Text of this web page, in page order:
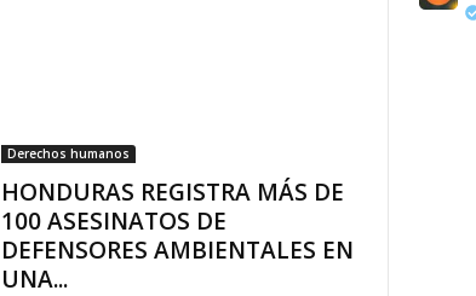
Derechos humanos
HONDURAS REGISTRA MÁS DE
100 ASESINATOS DE
DEFENSORES AMBIENTALES EN
UNA...